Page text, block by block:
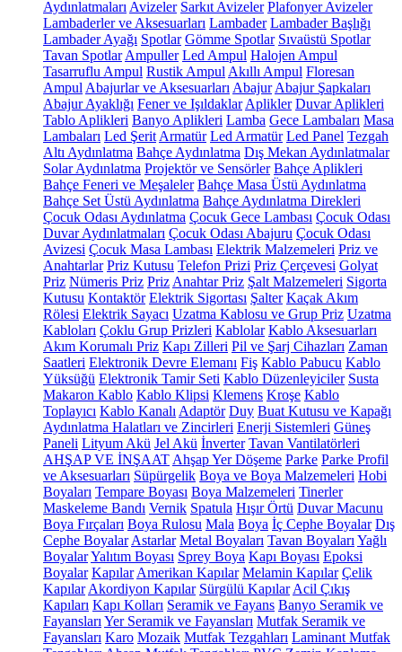
Aydınlatmaları Avizeler Sarkıt Avizeler Plafonyer Avizeler
Lambaderler ve Aksesuarları Lambader Lambader Başlığı
Lambader Ayağı Spotlar Gömme Spotlar Sıvaüstü Spotlar
Tavan Spotlar Ampuller Led Ampul Halojen Ampul
Tasarruflu Ampul Rustik Ampul Akıllı Ampul Floresan
Ampul Abajurlar ve Aksesuarları Abajur Abajur Şapkaları
Abajur Ayaklığı Fener ve Işıldaklar Aplikler Duvar Aplikleri
Tablo Aplikleri Banyo Aplikleri Lamba Gece Lambaları Masa
Lambaları Led Şerit Armatür Led Armatür Led Panel Tezgah
Altı Aydınlatma Bahçe Aydınlatma Dış Mekan Aydınlatmalar
Solar Aydınlatma Projektör ve Sensörler Bahçe Aplikleri
Bahçe Feneri ve Meşaleler Bahçe Masa Üstü Aydınlatma
Bahçe Set Üstü Aydınlatma Bahçe Aydınlatma Direkleri
Çocuk Odası Aydınlatma Çocuk Gece Lambası Çocuk Odası
Duvar Aydınlatmaları Çocuk Odası Abajuru Çocuk Odası
Avizesi Çocuk Masa Lambası Elektrik Malzemeleri Priz ve
Anahtarlar Priz Kutusu Telefon Prizi Priz Çerçevesi Golyat
Priz Nümeris Priz Priz Anahtar Priz Şalt Malzemeleri Sigorta
Kutusu Kontaktör Elektrik Sigortası Şalter Kaçak Akım
Rölesi Elektrik Sayacı Uzatma Kablosu ve Grup Priz Uzatma
Kabloları Çoklu Grup Prizleri Kablolar Kablo Aksesuarları
Akım Korumalı Priz Kapı Zilleri Pil ve Şarj Cihazları Zaman
Saatleri Elektronik Devre Elemanı Fiş Kablo Pabucu Kablo
Yüksüğü Elektronik Tamir Seti Kablo Düzenleyiciler Susta
Makaron Kablo Kablo Klipsi Klemens Kroşe Kablo
Toplayıcı Kablo Kanalı Adaptör Duy Buat Kutusu ve Kapağı
Aydınlatma Halatları ve Zincirleri Enerji Sistemleri Güneş
Paneli Lityum Akü Jel Akü İnverter Tavan Vantilatörleri
AHŞAP VE İNŞAAT Ahşap Yer Döşeme Parke Parke Profil
ve Aksesuarları Süpürgelik Boya ve Boya Malzemeleri Hobi
Boyaları Tempare Boyası Boya Malzemeleri Tinerler
Maskeleme Bandı Vernik Spatula Hışır Örtü Duvar Macunu
Boya Fırçaları Boya Rulosu Mala Boya İç Cephe Boyalar Dış
Cephe Boyalar Astarlar Metal Boyaları Tavan Boyaları Yağlı
BoyalarYalıtım Boyası Sprey Boya Kapı Boyası Epoksi
Boyalar Kapılar Amerikan Kapılar Melamin Kapılar Çelik
Kapılar Akordiyon Kapılar Sürgülü Kapılar Acil Çıkış
Kapıları Kapı Kolları Seramik ve Fayans Banyo Seramik ve
Fayansları Yer Seramik ve Fayansları Mutfak Seramik ve
Fayansları Karo Mozaik Mutfak Tezgahları Laminant Mutfak